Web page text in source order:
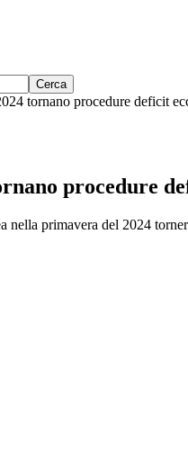
tornano procedure deficit
procedure
nella primavera del 2024